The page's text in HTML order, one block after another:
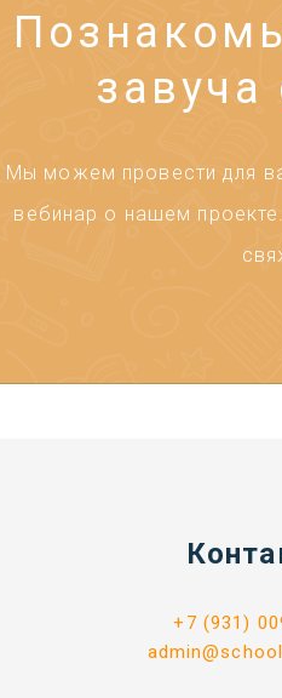
завуча
Мы можем провести для
вебинар о нашем
+7 (931)